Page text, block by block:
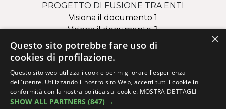
PROGETTO DI FUSIONE TRA ENTI
Visiona il documento 1
Visiona il documento 2
Via dei Salesiani 15 – 30174 Mestre (VE)
×
Questo sito potrebbe fare uso di
cookies di profilazione.
Questo sito web utilizza i cookie per migliorare l'esperienza
dell'utente. Utilizzando il nostro sito Web, accetti tutti i cookie in
conformità con la nostra politica sui cookie. MOSTRA DETTAGLI
SHOW ALL PARTNERS (847) →